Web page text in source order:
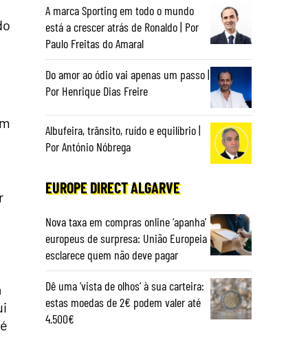
A marca Sporting em todo o mundo
está a crescer atrás de Ronaldo | Por
Paulo Freitas do Amaral
Do amor ao ódio vai apenas um passo |
Por Henrique Dias Freire
Albufeira, trânsito, ruído e equilíbrio |
Por António Nóbrega
EUROPE DIRECT ALGARVE
Nova taxa em compras online ‘apanha’
europeus de surpresa: União Europeia
esclarece quem não deve pagar
Dê uma ‘vista de olhos’ à sua carteira:
estas moedas de 2€ podem valer até
4.500€